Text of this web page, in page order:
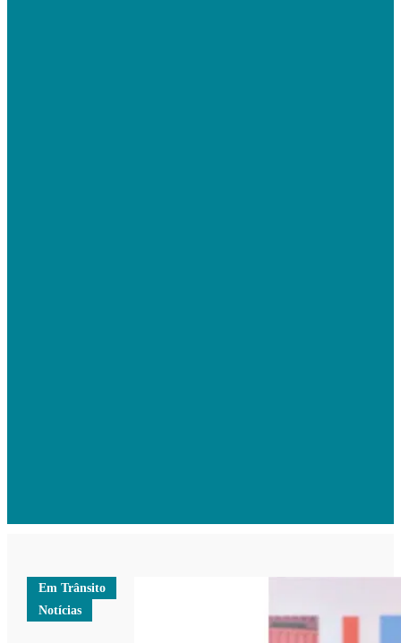
Em Trânsito
Notícias